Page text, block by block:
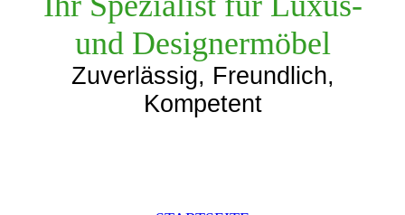
und Designermöbel
Zuverlässig, Freundlich,
Kompetent